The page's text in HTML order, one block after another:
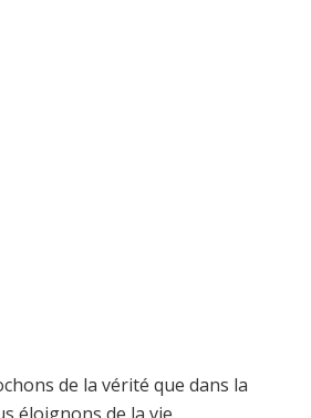
de la vérité que dans la